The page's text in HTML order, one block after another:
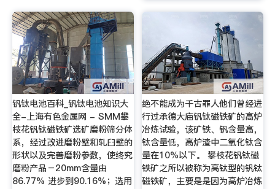
钒钛电池百科_钒钛电池知识大
全-上海有色金属网 - SMM攀
枝花钒钛磁铁矿选矿磨粉筛分体
系，经过改进磨粉壁和轧臼壁的
形状以及完善磨粉参数，使终究
磨粉产品－20mm含量由
86.77% 进步到90.16%；选用
绝不能成为千古罪人他们曾经进
行过承德大庙钒钛磁铁矿的高炉
冶炼试验，该矿铁、钒含量高，
钛含量低，高炉渣中二氧化钛含
量在10%以下。 攀枝花钒钛磁
铁矿之所以被称为高钛型的钒钛
磁铁矿，主要是是因为高炉冶炼